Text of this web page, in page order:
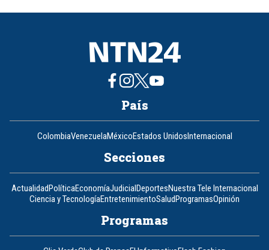
8
País
ColombiaVenezuelaMéxicoEstados UnidosInternacional
Secciones
ActualidadPolíticaEconomíaJudicialDeportesNuestra Tele Internacional
Ciencia y TecnologíaEntretenimientoSaludProgramasOpinión
Programas